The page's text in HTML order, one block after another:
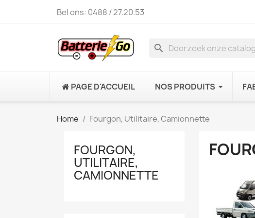
Bel ons: 0488 / 27.20.53
search
PAGE D'ACCUEIL NOS PRODUITS
Home Fourgon, Utilitaire, Camionnette
FOURGON,
UTILITAIRE,
CAMIONNETTE